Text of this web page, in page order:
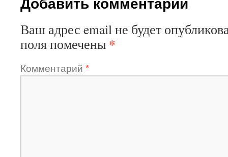
Ваш адрес email не будет
поля помечены *
Комментарий *